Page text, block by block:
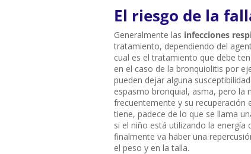
El riesgo de la
Generalmente las infecciones
tratamiento, dependiendo del
cual es el tratamiento que debe
en el caso de la bronquiolitis por
pueden dejar alguna
espasmo bronquial, asma, pero la
frecuentemente y su recuperación
tiene, padece de lo que se llama
si el niño está utilizando la energía
finalmente va haber una
el peso y en la talla.